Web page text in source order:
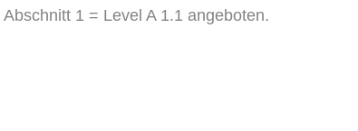
1 = Level A 1.1 angeboten.